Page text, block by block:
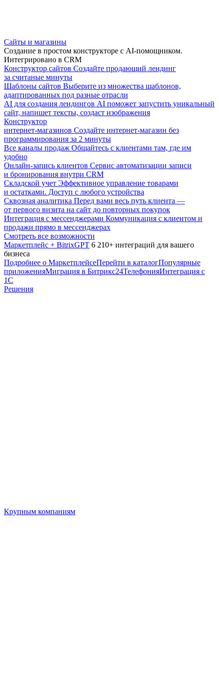
Сайты и магазины
Создание в простом конструкторе с AI-помощником.
Интегрировано в CRM
Конструктор сайтов Создайте продающий лендинг
за считаные минуты
Шаблоны сайтов Выберите из множества шаблонов,
адаптированных под разные отрасли
AI для создания лендингов AI поможет запустить уникальный
сайт, напишет тексты, создаст изображения
Конструктор
интернет-магазинов Создайте интернет-магазин без
программирования за 2 минуты
Все каналы продаж Общайтесь с клиентами там, где им
удобно
Онлайн-запись клиентов Сервис автоматизации записи
и бронирования внутри CRM
Складской учет Эффективное управление товарами
и остатками. Доступ с любого устройства
Сквозная аналитика Перед вами весь путь клиента —
от первого визита на сайт до повторных покупок
Интеграция с мессенджерами Коммуникация с клиентом и
продажи прямо в мессенджерах
Смотреть все возможности
Маркетплейс + BitrixGPT 6 210+ интеграций для вашего
бизнеса
Подробнее о МаркетплейсеПерейти в каталогПопулярные
приложенияМиграция в Битрикс24ТелефонияИнтеграция с
1С
Решения
Крупным компаниям